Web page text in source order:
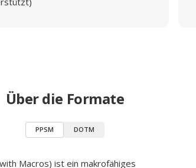
Über die Formate
PPSM DOTM
Macros) ist ein makrofähiges